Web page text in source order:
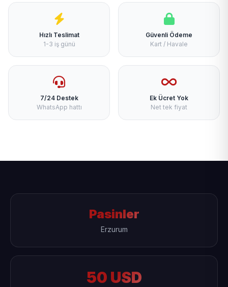
Hızlı Teslimat
1-3 iş günü
Güvenli Ödeme
Kart / Havale
7/24 Destek
WhatsApp hattı
Ek Ücret Yok
Net tek fiyat
Pasinler
Erzurum
50 USD